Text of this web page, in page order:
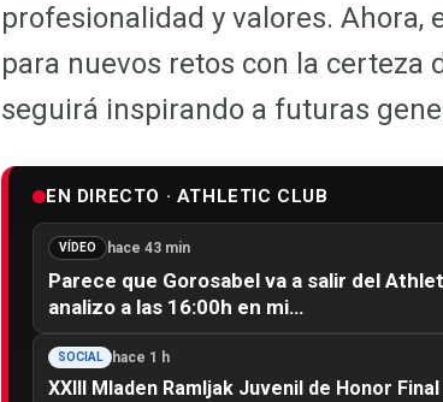
profesionalidad y valores. Ahora,
para nuevos retos con la certeza
seguirá inspirando a futuras
EN DIRECTO · ATHLETIC CLUB
VÍDEO hace 43 min
Parece que Gorosabel va a salir del
analizo a las 16:00h en mi…
SOCIAL hace 1 h
XXIII Mladen Ramljak Juvenil de Honor